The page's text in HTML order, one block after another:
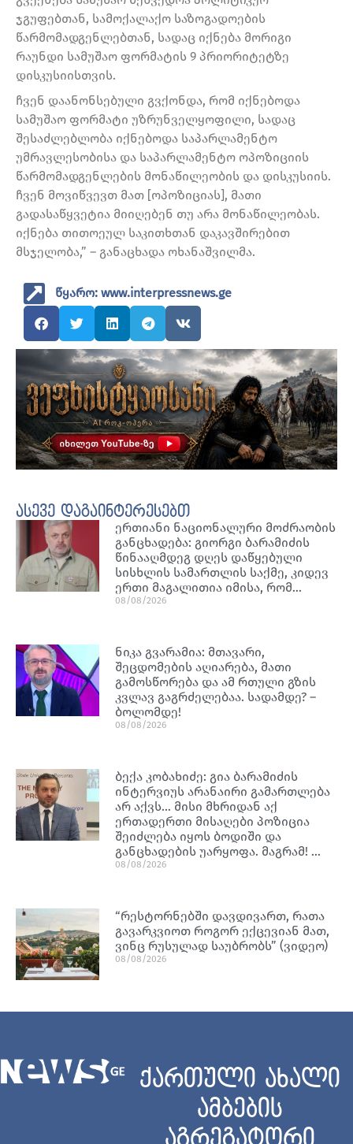
ჯგუფებთან, სამოქალაქო საზოგადოების
წარმომადგენლებთან, სადაც იქნება მორიგი
რაუნდი სამუშაო ფორმატის 9 პრიორიტეტზე
დისკუსიისთვის.
ჩვენ დაანონსებული გვქონდა, რომ იქნებოდა
სამუშაო ფორმატი უზრუნველყოფილი, სადაც
შესაძლებლობა იქნებოდა საპარლამენტო
უმრავლესობისა და საპარლამენტო ოპოზიციის
წარმომადგენლების მონაწილეობის და დისკუსიის.
ჩვენ მოვიწვევთ მათ [ოპოზიციას], მათი
გადასაწყვეტია მიიღებენ თუ არა მონაწილეობას.
იქნება თითოეულ საკითხთან დაკავშირებით
მსჯელობა,” – განაცხადა ოხანაშვილმა.
წყარო: www.interpressnews.ge
ასევე დაგაინტერესებთ
ერთიანი ნაციონალური მოძრაობის
განცხადება: გიორგი ბარამიძის
წინააღმდეგ დღეს დაწყებული
სისხლის სამართლის საქმე, კიდევ
ერთი მაგალითია იმისა, რომ…
08/08/2026
ნიკა გვარამია: მთავარი,
შეცდომების აღიარება, მათი
გამოსწორება და ამ რთული გზის
კვლავ გაგრძელებაა. სადამდე? –
ბოლომდე!
08/08/2026
ბექა კობახიძე: გია ბარამიძის
ინტერვიუს არანაირი გამართლება
არ აქვს… მისი მხრიდან აქ
ერთადერთი მისაღები პოზიცია
შეიძლება იყოს ბოდიში და
განცხადების უარყოფა. მაგრამ! …
08/08/2026
“რესტორნებში დავდივართ, რათა
გავარკვიოთ როგორ ექცევიან მათ,
ვინც რუსულად საუბრობს” (ვიდეო)
08/08/2026
ქართული ახალი
ამბების